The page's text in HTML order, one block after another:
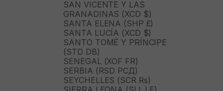
SAN VICENTE Y LAS
GRANADINAS (XCD $)
SANTA ELENA (SHP £)
SANTA LUCÍA (XCD $)
SANTO TOMÉ Y PRÍNCIPE
(STD DB)
SENEGAL (XOF FR)
SERBIA (RSD РСД)
SEYCHELLES (SCR ₨)